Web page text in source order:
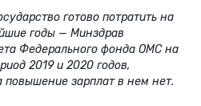
готово потратить на
годы — Минздрав
Федерального фонда ОМС на
2019 и 2020 годов,
повышение зарплат в нем нет.